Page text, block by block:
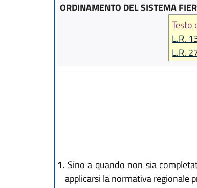
ORDINAMENTO DEL SISTEMA
Testo
L.R.
L.R.
1. Sino a quando non sia
applicarsi la normativa regionale